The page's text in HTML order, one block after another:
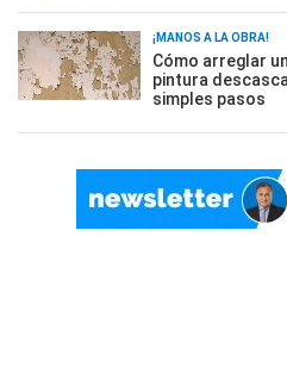
¡MANOS A LA OBRA!
Cómo arreglar
pintura
simples pasos